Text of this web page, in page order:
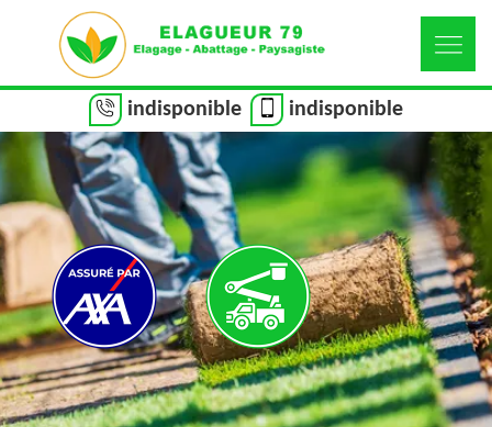
indisponible indisponible